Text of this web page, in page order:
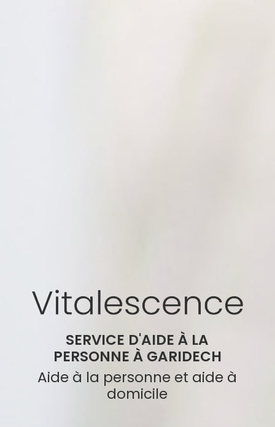
SERVICE D'AIDE À LA
PERSONNE À GARIDECH
Aide à la personne et aide à
domicile